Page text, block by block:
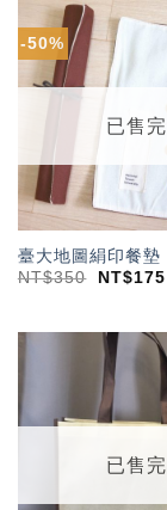
-50%
已售完
臺大地圖絹印餐墊
NT$350 NT$175
已售完